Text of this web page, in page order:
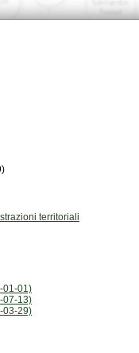
territoriali
01-01)
07-13)
03-29)